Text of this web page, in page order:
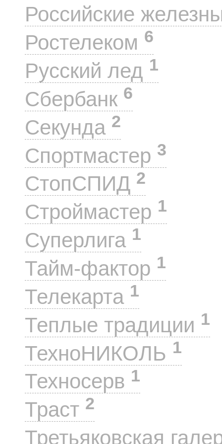
Российские
Ростелеком 6
Русский лед 1
Сбербанк 6
Секунда 2
Спортмастер 3
СтопСПИД 2
Строймастер 1
Суперлига 1
Тайм-фактор 1
Телекарта 1
Теплые традиции 1
ТехноНИКОЛЬ 1
Техносерв 1
Траст 2
Третьяковская